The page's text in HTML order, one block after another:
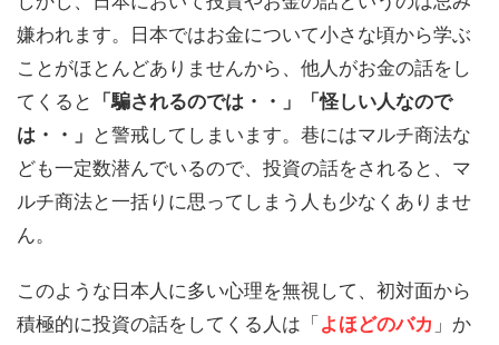
嫌われます。日本ではお金について小さな頃から学ぶ
ことがほとんどありませんから、他人がお金の話をし
てくると
「騙されるのでは・・」「怪しい人なので
は・・」 と警戒してしまいます。巷にはマルチ商法な
ども一定数潜んでいるので、投資の話をされると、マ
ルチ商法と一括りに思ってしまう人も少なくありませ
ん。
このような日本人に多い心理を無視して、初対面から
積極的に投資の話をしてくる人は「 よほどのバカ 」か